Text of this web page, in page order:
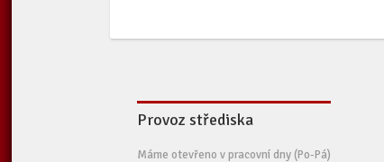
Provoz střediska
Máme otevřeno v pracovní dny (Po-Pá)